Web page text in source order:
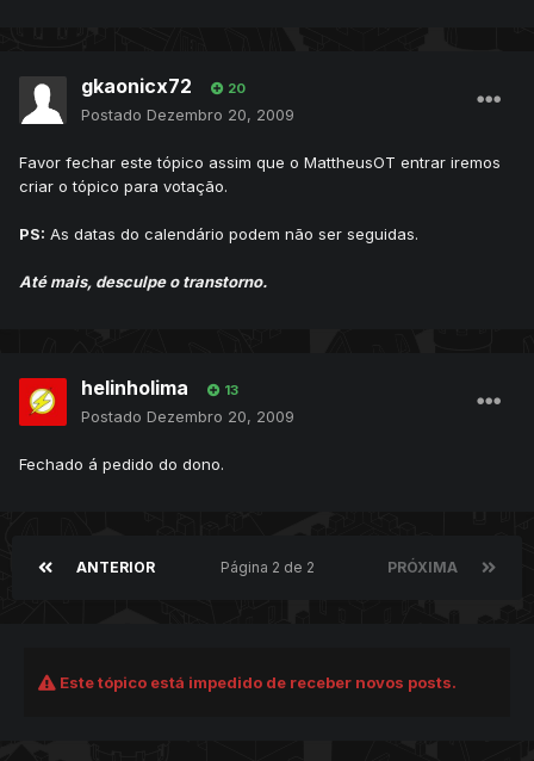
gkaonicx72 20
Postado Dezembro 20, 2009
Favor fechar este tópico assim que o MattheusOT entrar iremos
criar o tópico para votação.
PS: As datas do calendário podem não ser seguidas.
Até mais, desculpe o transtorno.
helinholima 13
Postado Dezembro 20, 2009
Fechado á pedido do dono.
ANTERIOR PRÓXIMA
Página 2 de 2
Este tópico está impedido de receber novos posts.